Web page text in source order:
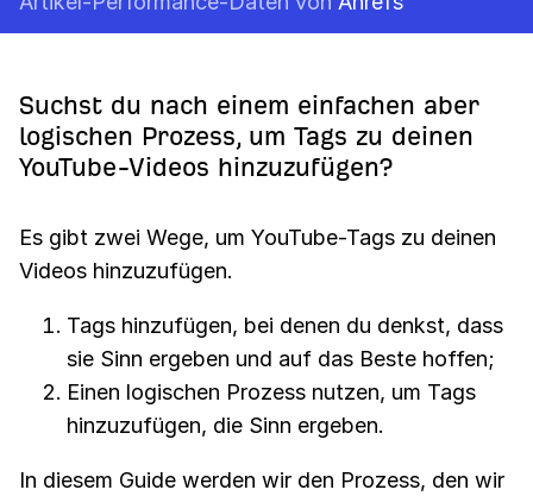
Suchst du nach einem einfachen aber
logischen Prozess, um Tags zu deinen
YouTube-Videos hinzuzufügen?
Es gibt zwei Wege, um YouTube-Tags zu deinen
Videos hinzuzufügen.
Tags hinzufügen, bei denen du denkst, dass
sie Sinn ergeben und auf das Beste hoffen;
Einen logischen Prozess nutzen, um Tags
hinzuzufügen, die Sinn ergeben.
In diesem Guide werden wir den Prozess, den wir